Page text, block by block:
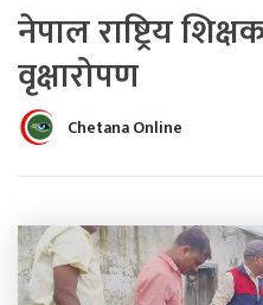
नेपाल राष्ट्रिय
वृक्षारोपण
Chetana Online